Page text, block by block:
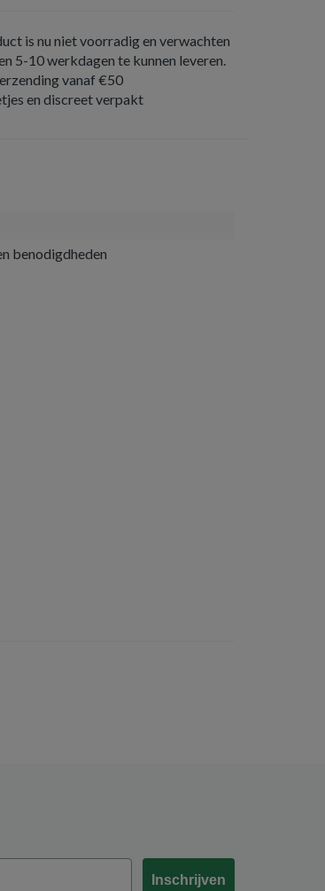
is nu niet voorradig en verwachten
5-10 werkdagen te kunnen leveren.
vanaf €50
en discreet verpakt
benodigdheden
Inschrijven